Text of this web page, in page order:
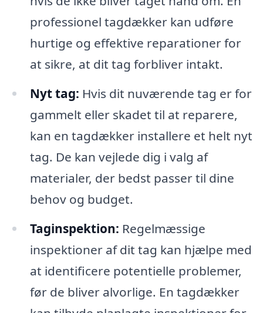
professionel tagdækker kan udføre
hurtige og effektive reparationer for
at sikre, at dit tag forbliver intakt.
Nyt tag: Hvis dit nuværende tag er for
gammelt eller skadet til at reparere,
kan en tagdækker installere et helt nyt
tag. De kan vejlede dig i valg af
materialer, der bedst passer til dine
behov og budget.
Taginspektion: Regelmæssige
inspektioner af dit tag kan hjælpe med
at identificere potentielle problemer,
før de bliver alvorlige. En tagdækker